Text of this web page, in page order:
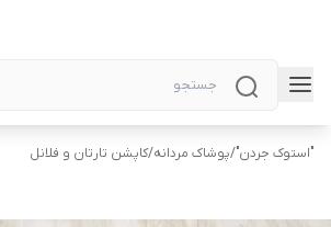
"استوک جردن"/پوشاک مردانه/کاپشن تارتان و فلانل